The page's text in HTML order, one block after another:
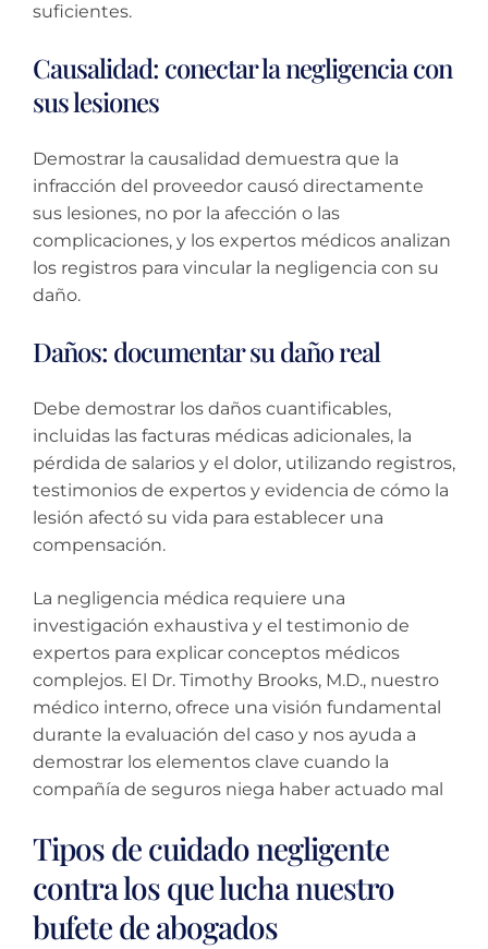
suficientes.
Causalidad: conectar la negligencia con
sus lesiones
Demostrar la causalidad demuestra que la
infracción del proveedor causó directamente
sus lesiones, no por la afección o las
complicaciones, y los expertos médicos analizan
los registros para vincular la negligencia con su
daño.
Daños: documentar su daño real
Debe demostrar los daños cuantificables,
incluidas las facturas médicas adicionales, la
pérdida de salarios y el dolor, utilizando registros,
testimonios de expertos y evidencia de cómo la
lesión afectó su vida para establecer una
compensación.
La negligencia médica requiere una
investigación exhaustiva y el testimonio de
expertos para explicar conceptos médicos
complejos. El Dr. Timothy Brooks, M.D., nuestro
médico interno, ofrece una visión fundamental
durante la evaluación del caso y nos ayuda a
demostrar los elementos clave cuando la
compañía de seguros niega haber actuado mal
Tipos de cuidado negligente
contra los que lucha nuestro
bufete de abogados